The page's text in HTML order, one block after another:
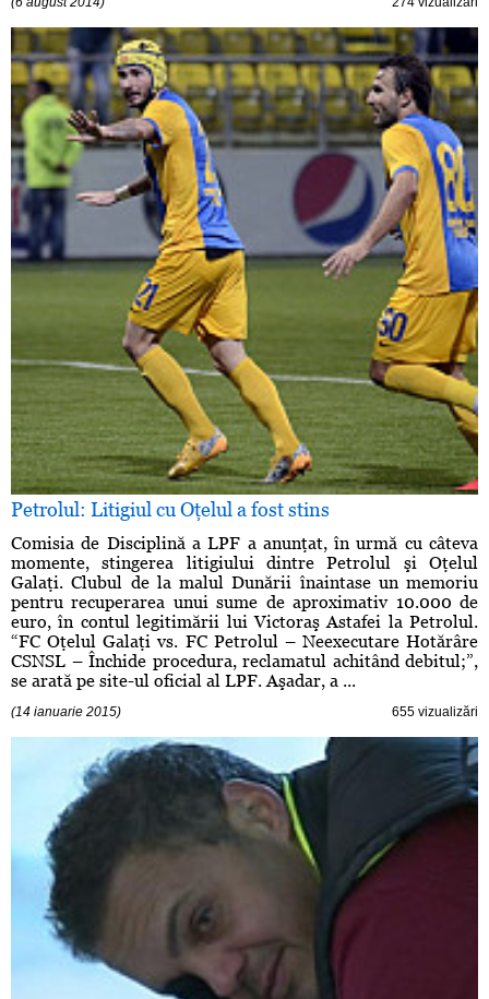
Petrolul: Litigiul cu Oţelul a fost stins
Comisia de Disciplină a LPF a anunţat, în urmă cu câteva
momente, stingerea litigiului dintre Petrolul şi Oţelul
Galaţi. Clubul de la malul Dunării înaintase un memoriu
pentru recuperarea unui sume de aproximativ 10.000 de
euro, în contul legitimării lui Victoraş Astafei la Petrolul.
“FC Oţelul Galaţi vs. FC Petrolul – Neexecutare Hotărâre
CSNSL – Închide procedura, reclamatul achitând debitul;”,
se arată pe site-ul oficial al LPF. Aşadar, a ...
(14 ianuarie 2015) 655 vizualizări